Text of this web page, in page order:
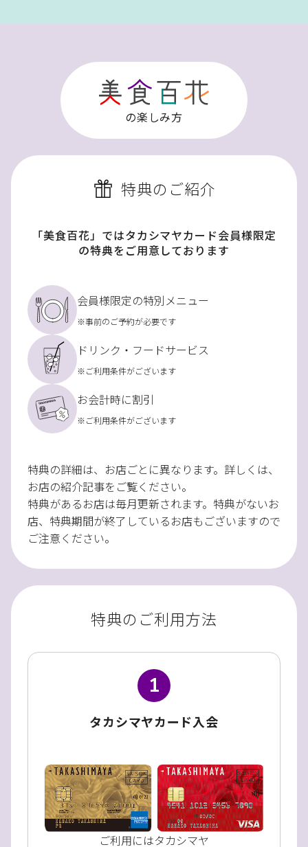
の楽しみ方
特典のご紹介
「美食百花」ではタカシマヤカード会員様限定
の特典をご用意しております
会員様限定の特別メニュー
※事前のご予約が必要です
ドリンク・フードサービス
※ご利用条件がございます
お会計時に割引
※ご利用条件がございます
特典の詳細は、お店ごとに異なります。詳しくは、
お店の紹介記事をご覧ください。
特典があるお店は毎月更新されます。特典がないお
店、特典期間が終了しているお店もございますので
ご注意ください。
特典のご利用方法
1
タカシマヤカード入会
ご利用にはタカシマヤ